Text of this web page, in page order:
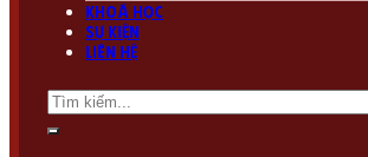
Khoá học
Sự kiện
Liên hệ
Tìm
kiếm